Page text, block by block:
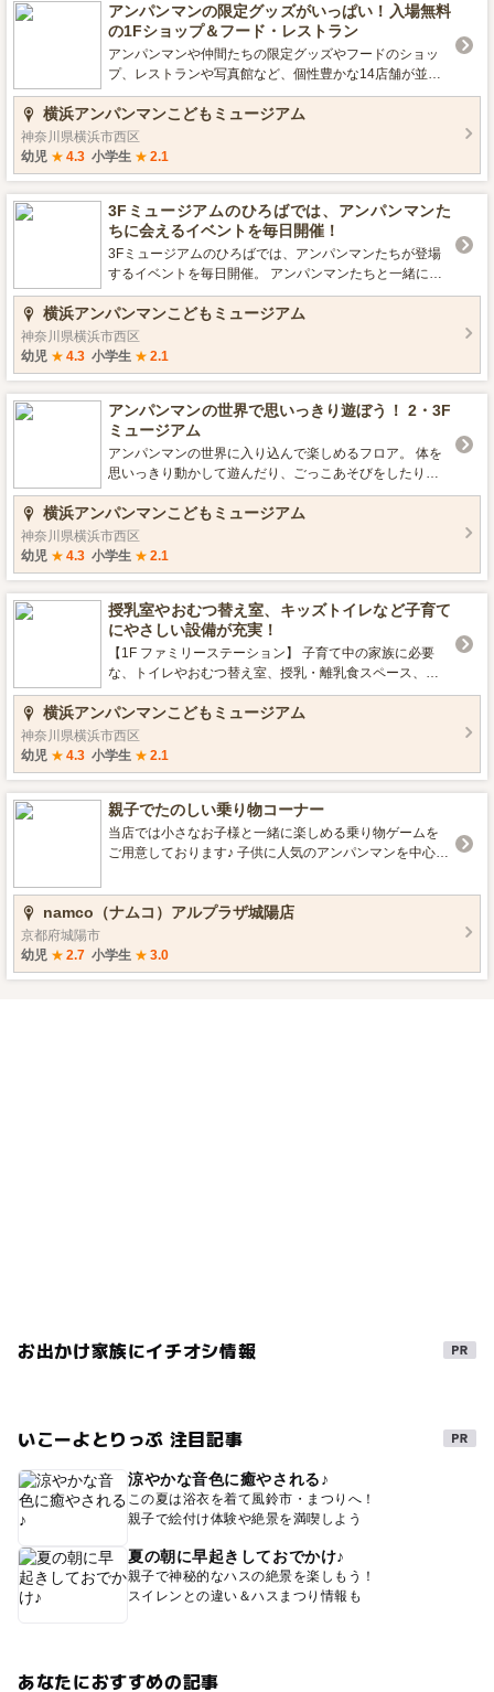
アンパンマンの限定グッズがいっぱい！入場無料
の1Fショップ＆フード・レストラン
アンパンマンや仲間たちの限定グッズやフードのショッ
プ、レストランや写真館など、個性豊かな14店舗が並ん
でいるよ。
横浜アンパンマンこどもミュージアム
神奈川県横浜市西区
幼児 ★ 4.3 小学生 ★ 2.1
3Fミュージアムのひろばでは、アンパンマンた
ちに会えるイベントを毎日開催！
3Fミュージアムのひろばでは、アンパンマンたちが登場
するイベントを毎日開催。 アンパンマンたちと一緒にあ
そんで、仲良くなろう！ ※開催しているイベントは、時
期により異なります 詳しくは公式ホームページをご確
認ください
横浜アンパンマンこどもミュージアム
神奈川県横浜市西区
幼児 ★ 4.3 小学生 ★ 2.1
アンパンマンの世界で思いっきり遊ぼう！ 2・3F
ミュージアム
アンパンマンの世界に入り込んで楽しめるフロア。 体を
思いっきり動かして遊んだり、ごっこあそびをしたり、
お子さまが大好きな遊びも詰まっているよ。
横浜アンパンマンこどもミュージアム
神奈川県横浜市西区
幼児 ★ 4.3 小学生 ★ 2.1
授乳室やおむつ替え室、キッズトイレなど子育て
にやさしい設備が充実！
【1F ファミリーステーション】 子育て中の家族に必要
な、トイレやおむつ替え室、授乳・離乳食スペース、ミ
ルクの調乳器などの機能を1ヵ所に集約しているよ。
横浜アンパンマンこどもミュージアム
神奈川県横浜市西区
幼児 ★ 4.3 小学生 ★ 2.1
親子でたのしい乗り物コーナー
当店では小さなお子様と一緒に楽しめる乗り物ゲームを
ご用意しております♪ 子供に人気のアンパンマンを中心に
れるﾎﾟｯﾌﾟｺｰﾝ工場もございますので 是非遊んでみてくだ
さい♪
namco（ナムコ）アルプラザ城陽店
京都府城陽市
幼児 ★ 2.7 小学生 ★ 3.0
お出かけ家族にイチオシ情報
いこーよとりっぷ 注目記事
涼やかな音色に癒やされる♪
この夏は浴衣を着て風鈴市・まつりへ！
親子で絵付け体験や絶景を満喫しよう
夏の朝に早起きしておでかけ♪
親子で神秘的なハスの絶景を楽しもう！
スイレンとの違い＆ハスまつり情報も
あなたにおすすめの記事